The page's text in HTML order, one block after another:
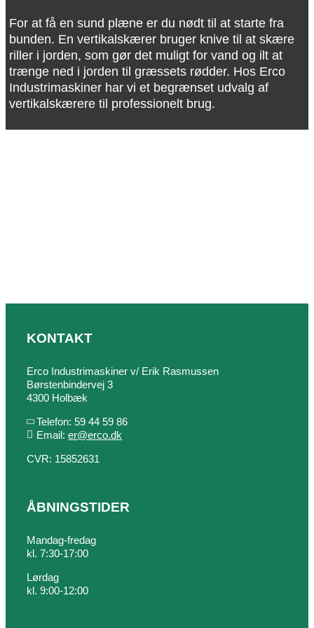
For at få en sund plæne er du nødt til at starte fra
bunden. En vertikalskærer bruger knive til at skære
riller i jorden, som gør det muligt for vand og ilt at
trænge ned i jorden til græssets rødder. Hos Erco
Industrimaskiner har vi et begrænset udvalg af
vertikalskærere til professionelt brug.
KONTAKT
Erco Industrimaskiner v/ Erik Rasmussen
Børstenbindervej 3
4300 Holbæk
Telefon: 59 44 59 86
Email: er@erco.dk
CVR: 15852631
ÅBNINGSTIDER
Mandag-fredag
kl. 7:30-17:00
Lørdag
kl. 9:00-12:00